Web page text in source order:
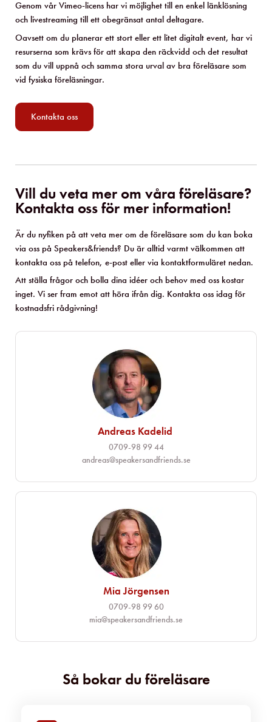
Genom vår Vimeo-licens har vi möjlighet till en enkel länklösning
och livestreaming till ett obegränsat antal deltagare.
Oavsett om du planerar ett stort eller ett litet digitalt event, har vi
resurserna som krävs för att skapa den räckvidd och det resultat
som du vill uppnå och samma stora urval av bra föreläsare som
vid fysiska föreläsningar.
Kontakta oss
Vill du veta mer om våra föreläsare?
Kontakta oss för mer information!
Är du nyfiken på att veta mer om de föreläsare som du kan boka
via oss på Speakers&friends? Du är alltid varmt välkommen att
kontakta oss på telefon, e-post eller via kontaktformuläret nedan.
Att ställa frågor och bolla dina idéer och behov med oss kostar
inget. Vi ser fram emot att höra ifrån dig. Kontakta oss idag för
kostnadsfri rådgivning!
Andreas Kadelid ​
0709-98 99 44
andreas@speakersandfriends.se​
Mia Jörgensen
0709-98 99 60
mia@speakersandfriends.se​
Så bokar du föreläsare